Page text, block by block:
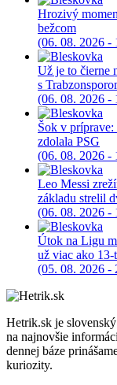
Hrozivý
bežcom
(06. 08. 2026 -
Už je to čierne
s
(06. 08. 2026 -
Šok v
zdolala PSG
(06. 08. 2026 -
Leo Messi
základu strelil
(06. 08. 2026 -
Útok na Ligu
už viac ako
(05. 08. 2026 -
Hetrik.sk je
na najnovšie
dennej báze
kuriozity.